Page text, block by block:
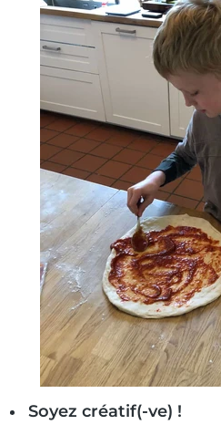
Soyez créatif(-ve) !